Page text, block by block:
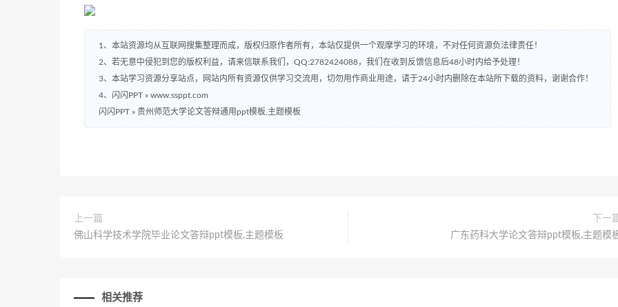
1、本站资源均从互联网搜集整理而成，版权归原作者所有，本站仅提供一个观摩学习的环境，不对任何资源负法律责任！
2、若无意中侵犯到您的版权利益，请来信联系我们，QQ:2782424088，我们在收到反馈信息后48小时内给予处理！
3、本站学习资源分享站点，网站内所有资源仅供学习交流用，切勿用作商业用途，请于24小时内删除在本站所下载的资料，谢谢合作！
4、闪闪PPT » www.ssppt.com
闪闪PPT » 贵州师范大学论文答辩通用ppt模板,主题模板
上一篇
佛山科学技术学院毕业论文答辩ppt模板,主题模板
下一
广东药科大学论文答辩ppt模板,主题模
相关推荐